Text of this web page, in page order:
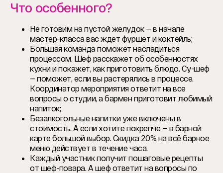
Что особенного?
Не готовим на пустой желудок — в начале
мастер-класса вас ждет фуршет и коктейль;
Большая команда поможет насладиться
процессом. Шеф расскажет об особенностях
кухни и покажет, как приготовить блюдо. Су-шеф
— поможет, если вы растерялись в процессе.
Координатор мероприятия ответит на все
вопросы о студии, а бармен приготовит любимый
напиток;
Безалкогольные напитки уже включены в
стоимость. А если хотите покрепче — в барной
карте большой выбор. Скидка 20% на всё барное
меню действует в течение часа.
Каждый участник получит пошаговые рецепты
от шеф-повара. А шеф ответит на вопросы по